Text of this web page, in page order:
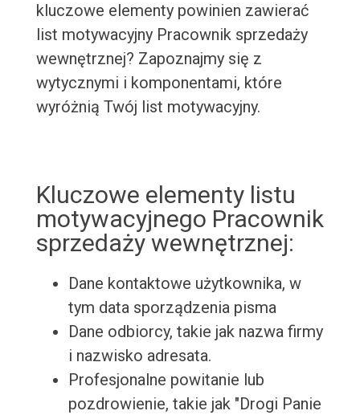
kluczowe elementy powinien zawierać
list motywacyjny Pracownik sprzedaży
wewnętrznej? Zapoznajmy się z
wytycznymi i komponentami, które
wyróżnią Twój list motywacyjny.
Kluczowe elementy listu
motywacyjnego Pracownik
sprzedaży wewnętrznej:
Dane kontaktowe użytkownika, w
tym data sporządzenia pisma
Dane odbiorcy, takie jak nazwa firmy
i nazwisko adresata.
Profesjonalne powitanie lub
pozdrowienie, takie jak "Drogi Panie